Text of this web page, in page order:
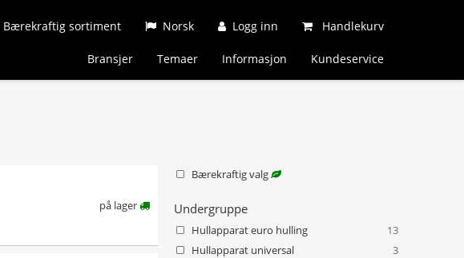
Bærekraftig sortiment Norsk Logg inn Handlekurv
Bransjer Temaer Informasjon Kundeservice
på lager
Bærekraftig valg
Undergruppe
Hullapparat euro hulling
13
Hullapparat universal
3